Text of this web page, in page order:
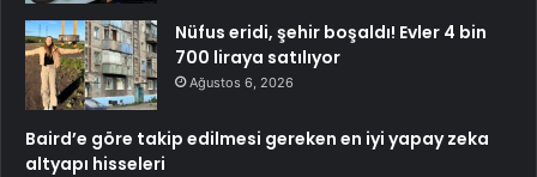
Nüfus eridi, şehir boşaldı! Evler 4 bin
700 liraya satılıyor
Ağustos 6, 2026
Baird’e göre takip edilmesi gereken en iyi yapay zeka
altyapı hisseleri